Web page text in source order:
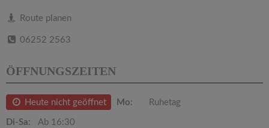
Route planen
06252 2563
ÖFFNUNGSZEITEN
Heute nicht geöffnet Mo: Ruhetag
Di-Sa:
Ab 16:30
i